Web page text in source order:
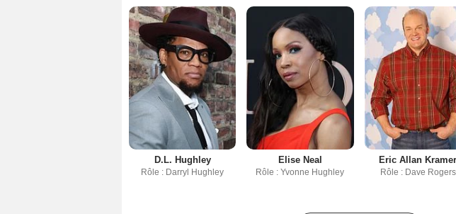
D.L. Hughley
Rôle : Darryl Hughley
Elise Neal
Rôle : Yvonne Hughley
Eric Allan Kramer
Rôle : Dave Rogers